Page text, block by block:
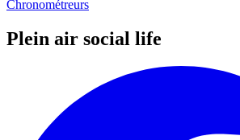
Chronométreurs
Plein air social life